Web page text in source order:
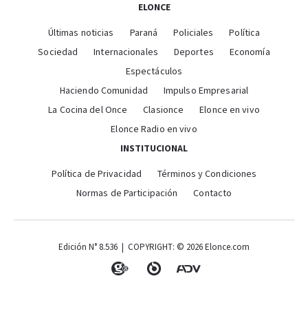
ELONCE
Últimas noticias Paraná Policiales
Política
Sociedad
Internacionales Deportes
Economía
Espectáculos
Haciendo Comunidad
Impulso Empresarial
La Cocina del Once
Clasionce
Elonce en vivo
Elonce Radio en vivo
INSTITUCIONAL
Política de Privacidad
Términos y Condiciones
Normas de Participación
Contacto
Edición N° 8.536 | COPYRIGHT: © 2026 Elonce.com